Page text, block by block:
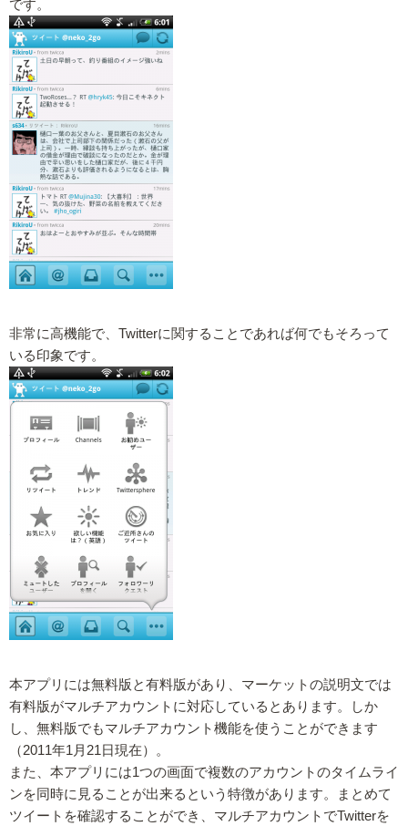
です。
非常に高機能で、Twitterに関することであれば何でもそろって
いる印象です。
本アプリには無料版と有料版があり、マーケットの説明文では
有料版がマルチアカウントに対応しているとあります。しか
し、無料版でもマルチアカウント機能を使うことができます
（2011年1月21日現在）。
また、本アプリには1つの画面で複数のアカウントのタイムライ
ンを同時に見ることが出来るという特徴があります。まとめて
ツイートを確認することができ、マルチアカウントでTwitterを